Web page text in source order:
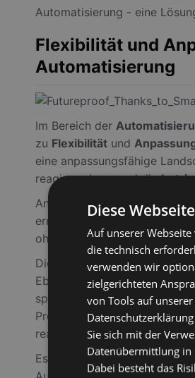
Automatisierung - eine
Flexibilität und
Automatisierung
Im Bereich der
zu Flexibilität und
eine anpassungsfähige
reagieren kann und die
Anpassbare
ermöglichen es
ohne in neue Infrastruktur
Die Integration von KI in die
Ebene. Es geht nicht mehr
sprechen wir über
Produktionsprozessen
reaktionsschneller macht.
Es ist auch bemerkenswert,
Diese
Auf unserer
die technisch
verwenden wir
zielgerichteten
von Tools auf
Sie sich mit der
Datenübermittlung in
Dabei besteht das